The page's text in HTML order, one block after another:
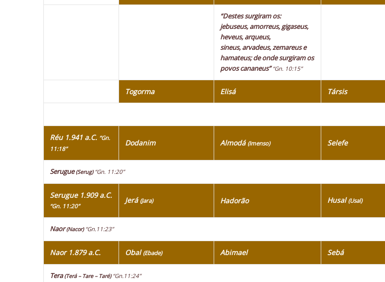
“Destes surgiram os:
jebuseus, amorreus, gigaseus,
heveus, arqueus,
sineus, arvadeus, zemareus e
hamateus; de onde surgiram os
povos cananeus”“Gn. 10:15”
Togorma Elisá Társis
Réu 1.941 a.C. “Gn.
11:18”
Dodanim Almodá (Imenso) Selefe
Serugue(Serug) “Gn. 11:20”
Serugue 1.909 a.C.
“Gn. 11:20”
Jerá (Jara) Hadorão Husal (Usal)
Naor(Nacor) “Gn.11:23”
Naor 1.879 a.C. Obal (Ebade) Abimael Sebá
Tera (Terá – Tare – Taré) “Gn.11:24”